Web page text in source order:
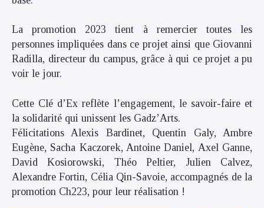
La promotion 2023 tient à remercier toutes les
personnes impliquées dans ce projet ainsi que Giovanni
Radilla, directeur du campus, grâce à qui ce projet a pu
voir le jour.
Cette Clé d’Ex reflète l’engagement, le savoir-faire et
la solidarité qui unissent les Gadz’Arts.
Félicitations Alexis Bardinet, Quentin Galy, Ambre
Eugène, Sacha Kaczorek, Antoine Daniel, Axel Ganne,
David Kosiorowski, Théo Peltier, Julien Calvez,
Alexandre Fortin, Célia Qin-Savoie, accompagnés de la
promotion Ch223, pour leur réalisation !